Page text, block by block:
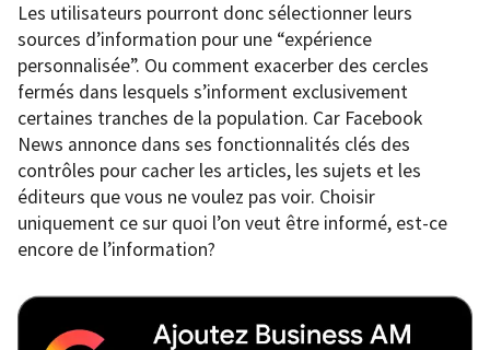
Les utilisateurs pourront donc sélectionner leurs
sources d’information pour une “expérience
personnalisée”. Ou comment exacerber des cercles
fermés dans lesquels s’informent exclusivement
certaines tranches de la population. Car Facebook
News annonce dans ses fonctionnalités clés des
contrôles pour cacher les articles, les sujets et les
éditeurs que vous ne voulez pas voir. Choisir
uniquement ce sur quoi l’on veut être informé, est-ce
encore de l’information?